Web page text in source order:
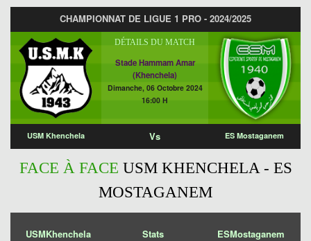
CHAMPIONNAT DE LIGUE 1 PRO - 2024/2025
DÉTAILS DU MATCH
Stade Hammam Amar
(Khenchela)
Dimanche, 06 Octobre 2024
16:00 H
USM Khenchela Vs ES Mostaganem
FACE À FACE USM KHENCHELA - ES
MOSTAGANEM
USMKhenchela Stats ESMostaganem